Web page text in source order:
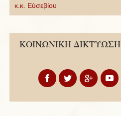
κ.κ. Εὐσεβίου
ΚΟΙΝΩΝΙΚΗ ΔΙΚΤΥΩΣΗ